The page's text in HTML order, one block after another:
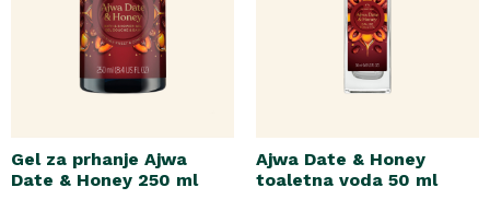
Gel za prhanje Ajwa
Date & Honey 250 ml
Ajwa Date & Honey
toaletna voda 50 ml